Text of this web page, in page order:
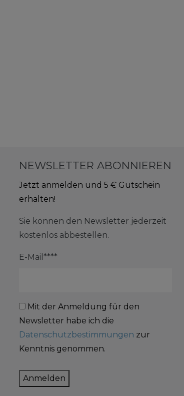
NEWSLETTER ABONNIEREN
Jetzt anmelden und 5 € Gutschein
erhalten!
Sie können den Newsletter jederzeit
kostenlos abbestellen.
E-Mail****
Mit der Anmeldung für den
Newsletter habe ich die
Datenschutzbestimmungen zur
Kenntnis genommen.
Anmelden